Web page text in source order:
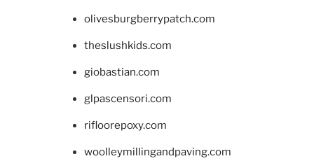
olivesburgberrypatch.com
theslushkids.com
giobastian.com
glpascensori.com
rifloorepoxy.com
woolleymillingandpaving.com